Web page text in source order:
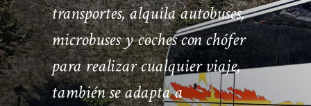
transportes, alquila autobuses,
microbuses y coches con chófer
para realizar cualquier viaje,
también se adapta a